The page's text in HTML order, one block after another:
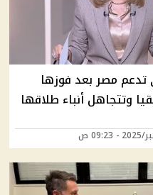
مصر بعد فوزها
وتتجاهل أنباء طلاقها